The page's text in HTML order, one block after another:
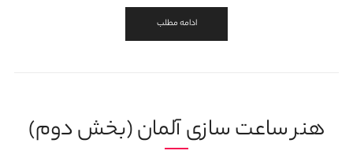
ادامه مطلب
هنر ساعت سازی آلمان (بخش دوم)